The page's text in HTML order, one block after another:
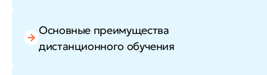
Основные преимущества
дистанционного обучения